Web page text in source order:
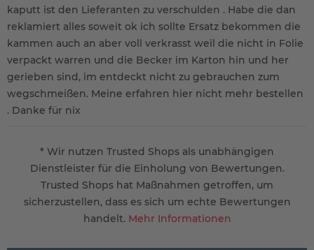
kaputt ist den Lieferanten zu verschulden . Habe die dan
reklamiert alles soweit ok ich sollte Ersatz bekommen die
kammen auch an aber voll verkrasst weil die nicht in Folie
verpackt warren und die Becker im Karton hin und her
gerieben sind, im entdeckt nicht zu gebrauchen zum
wegschmeißen. Meine erfahren hier nicht mehr bestellen
. Danke für nix
* Wir nutzen Trusted Shops als unabhängigen
Dienstleister für die Einholung von Bewertungen.
Trusted Shops hat Maßnahmen getroffen, um
sicherzustellen, dass es sich um echte Bewertungen
handelt. Mehr Informationen